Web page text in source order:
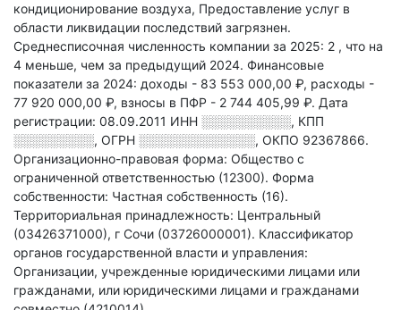
кондиционирование воздуха, Предоставление услуг в
области ликвидации последствий загрязнен.
Среднесписочная численность компании за 2025: 2 , что на
4 меньше, чем за предыдущий 2024. Финансовые
показатели за 2024: доходы - 83 553 000,00 ₽, расходы -
77 920 000,00 ₽, взносы в ПФР - 2 744 405,99 ₽. Дата
регистрации: 08.09.2011 ИНН ░░░░░░░░░░, КПП
░░░░░░░░░, ОГРН ░░░░░░░░░░░░░, ОКПО 92367866.
Организационно-правовая форма: Общество с
ограниченной ответственностью (12300). Форма
собственности: Частная собственность (16).
Территориальная принадлежность: Центральный
(03426371000), г Сочи (03726000001). Классификатор
органов государственной власти и управления:
Организации, учрежденные юридическими лицами или
гражданами, или юридическими лицами и гражданами